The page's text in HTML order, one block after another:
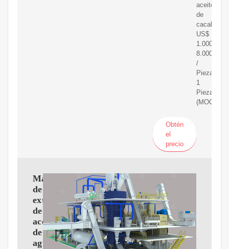
aceite
de
cacahuate
US$
1.000,00-
8.000,00
/
Pieza
1
Pieza
(MOQ)
Obtén
el
precio
Máquina
de
extracción
de
aceite
de
aguacate